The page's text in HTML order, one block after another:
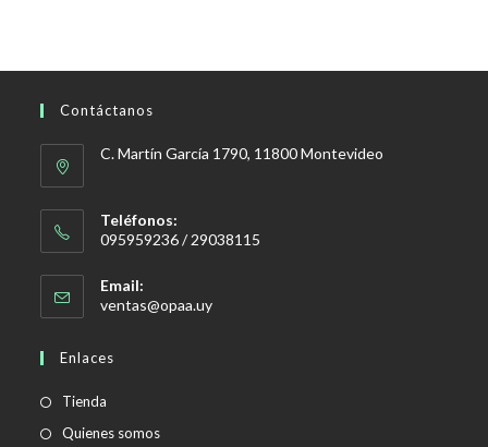
Contáctanos
C. Martín García 1790, 11800 Montevideo
Teléfonos:
095959236 / 29038115
Email:
ventas@opaa.uySe
Enlaces
Tienda
Quienes somos